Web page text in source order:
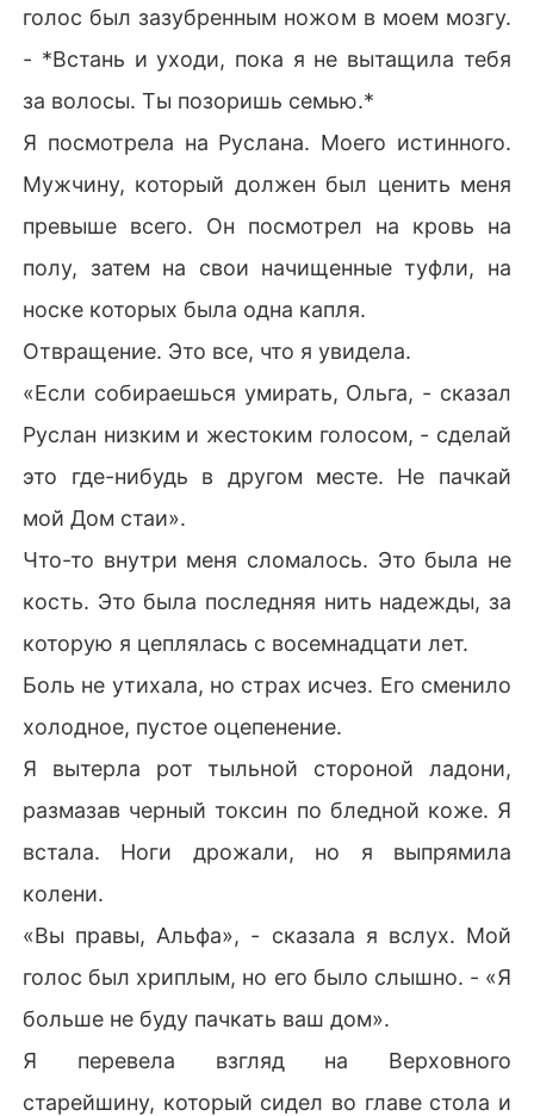
голос был зазубренным ножом в моем мозгу.
- *Встань и уходи, пока я не вытащила тебя
за волосы. Ты позоришь семью.*
Я посмотрела на Руслана. Моего истинного.
Мужчину, который должен был ценить меня
превыше всего. Он посмотрел на кровь на
полу, затем на свои начищенные туфли, на
носке которых была одна капля.
Отвращение. Это все, что я увидела.
«Если собираешься умирать, Ольга, - сказал
Руслан низким и жестоким голосом, - сделай
это где-нибудь в другом месте. Не пачкай
мой Дом стаи».
Что-то внутри меня сломалось. Это была не
кость. Это была последняя нить надежды, за
которую я цеплялась с восемнадцати лет.
Боль не утихала, но страх исчез. Его сменило
холодное, пустое оцепенение.
Я вытерла рот тыльной стороной ладони,
размазав черный токсин по бледной коже. Я
встала. Ноги дрожали, но я выпрямила
колени.
«Вы правы, Альфа», - сказала я вслух. Мой
голос был хриплым, но его было слышно. - «Я
больше не буду пачкать ваш дом».
Я перевела взгляд на Верховного
старейшину, который сидел во главе стола и